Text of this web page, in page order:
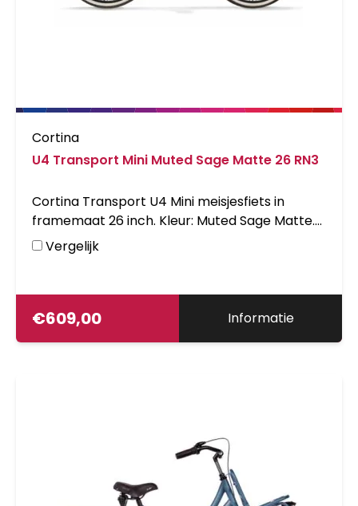
Cortina
U4 Transport Mini Muted Sage Matte 26 RN3
Cortina Transport U4 Mini meisjesfiets in
framemaat 26 inch. Kleur: Muted Sage Matte.
Uitgerust met achter een Shimano Nexus 3-
traps versnellingsnaaf met terugtraprem en
voordrager.
Vergelijk
€609,00 Informatie